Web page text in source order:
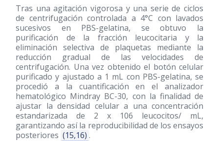
Tras una agitación vigorosa y una serie de ciclos
de centrifugación controlada a 4°C con lavados
sucesivos en PBS-gelatina, se obtuvo la
purificación de la fracción leucocitaria y la
eliminación selectiva de plaquetas mediante la
reducción gradual de las velocidades de
centrifugación. Una vez obtenido el botón celular
purificado y ajustado a 1 mL con PBS-gelatina, se
procedió a la cuantificación en el analizador
hematológico Mindray BC-30, con la finalidad de
ajustar la densidad celular a una concentración
estandarizada de 2 x 106 leucocitos/ mL,
garantizando así la reproducibilidad de los ensayos
posteriores (15,16) .